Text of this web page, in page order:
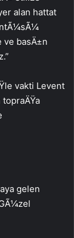
alan hattat
ve basÄ±n
vakti Levent
gelen